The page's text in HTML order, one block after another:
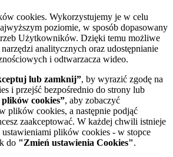
cookies. Wykorzystujemy je w celu
poziomie, w sposób dopasowany
Użytkowników. Dzięki temu możliwe
analitycznych oraz udostępnianie
i odtwarzacza wideo.
lub zamknij”, by wyrazić zgodę na
i przejść bezpośrednio do strony lub
cookies”, aby zobaczyć
plików cookies, a następnie podjąć
zaakceptować. W każdej chwili istnieje
plików cookies - w stopce
do "Zmień ustawienia Cookies".